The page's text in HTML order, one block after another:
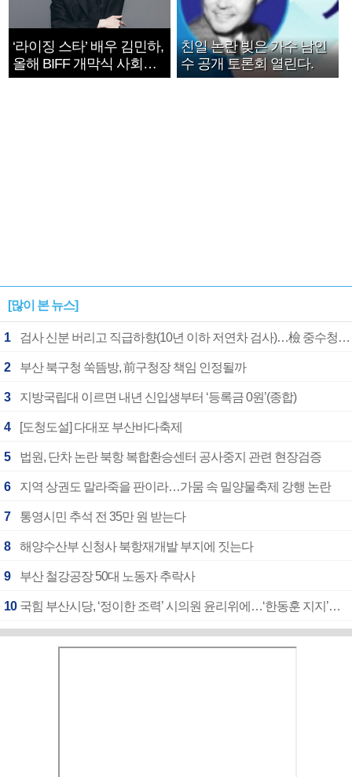
‘라이징 스타’ 배우 김민하,
올해 BIFF 개막식 사회자
확정
친일 논란 빚은 가수 남인
수 공개 토론회 열린다.
[많이 본 뉴스]
1 검사 신분 버리고 직급하향(10년 이하 저연차 검사)…檢 중수청행 기피
2 부산 북구청 쑥뜸방, 前구청장 책임 인정될까
3 지방국립대 이르면 내년 신입생부터 ‘등록금 0원’(종합)
4 [도청도설] 다대포 부산바다축제
5 법원, 단차 논란 북항 복합환승센터 공사중지 관련 현장검증
6 지역 상권도 말라죽을 판이라…가뭄 속 밀양물축제 강행 논란
7 통영시민 추석 전 35만 원 받는다
8 해양수산부 신청사 북항재개발 부지에 짓는다
9 부산 철강공장 50대 노동자 추락사
10 국힘 부산시당, ‘정이한 조력’ 시의원 윤리위에…‘한동훈 지지’도 신고접수